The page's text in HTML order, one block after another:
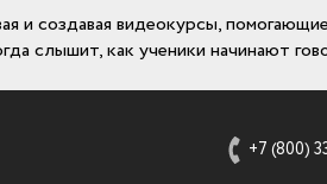
и создавая видеокурсы,
слышит, как ученики начинают
+7 (800)